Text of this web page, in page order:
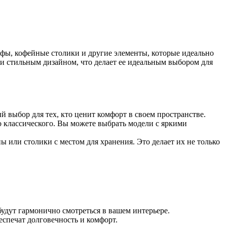
кофейные столики и другие элементы, которые идеально
дизайном, что делает ее идеальным выбором для
выбор для тех, кто ценит комфорт в своем пространстве.
классического. Вы можете выбрать модели с яркими
столики с местом для хранения. Это делает их не только
гармонично смотреться в вашем интерьере.
долговечность и комфорт.